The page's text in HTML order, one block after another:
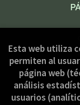
Esta web utiliza
permiten al
página web
análisis
usuarios